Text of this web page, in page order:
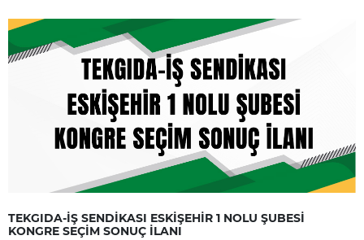
TEKGIDA-İŞ SENDİKASI ESKİŞEHİR 1 NOLU ŞUBESİ
KONGRE SEÇİM SONUÇ İLANI